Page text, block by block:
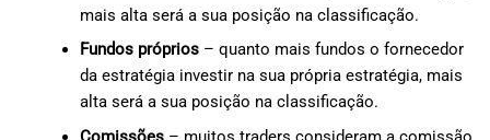
mais alta será a sua posição na classificação.
Fundos próprios– quanto mais fundos o fornecedor
da estratégia investir na sua própria estratégia, mais
alta será a sua posição na classificação.